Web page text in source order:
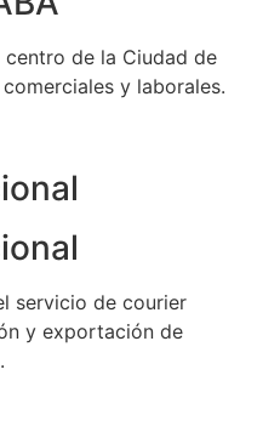
de la Ciudad de
y laborales.
servicio de courier
y exportación de